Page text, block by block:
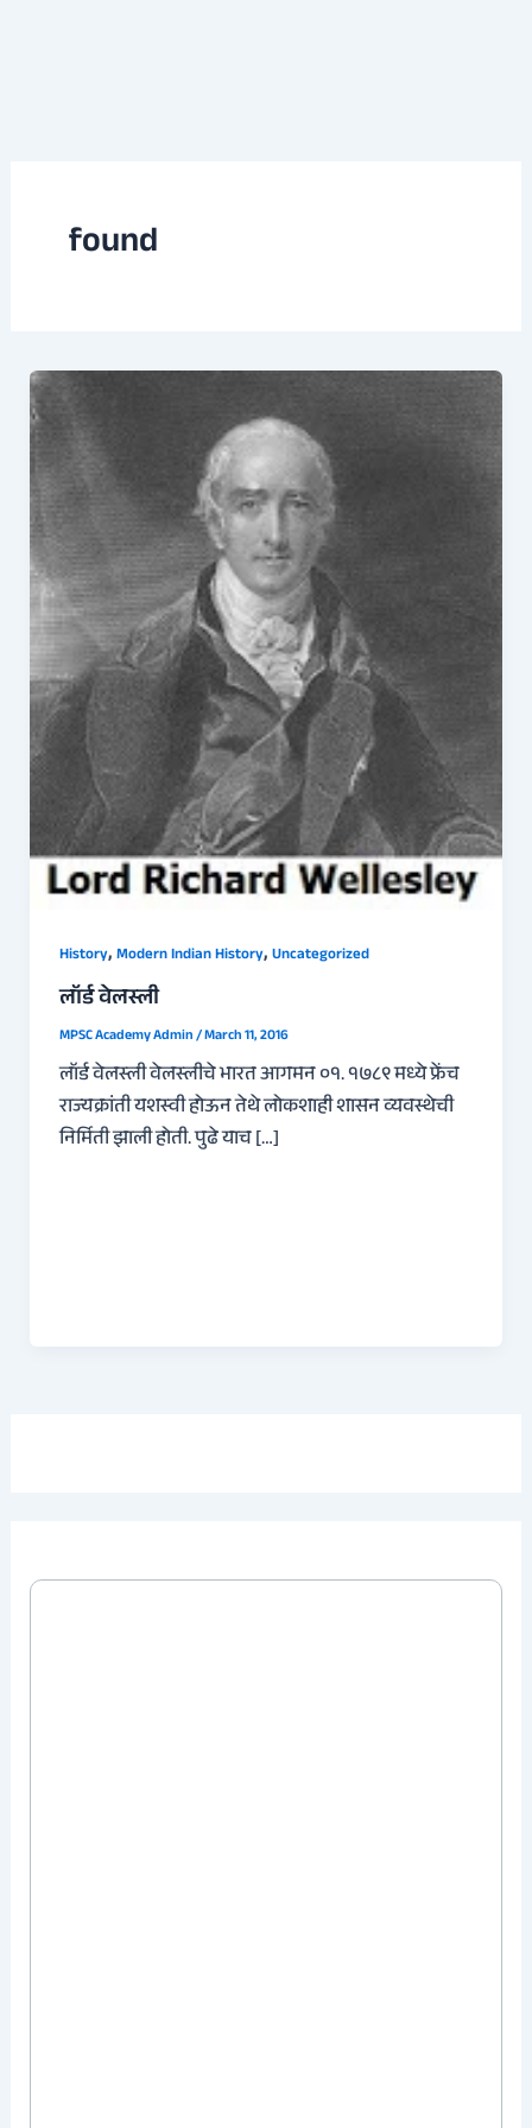
found
History,Modern Indian History,Uncategorized
लॉर्ड वेलस्ली
MPSC Academy Admin/March 11, 2016
लॉर्ड वेलस्ली वेलस्लीचे भारत आगमन ०१. १७८९ मध्ये फ्रेंच
राज्यक्रांती यशस्वी होऊन तेथे लोकशाही शासन व्यवस्थेची
निर्मिती झाली होती. पुढे याच […]